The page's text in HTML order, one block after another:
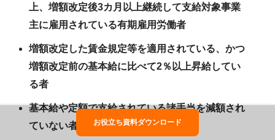
上、増額改定後3カ月以上継続して支給対象事業
主に雇用されている有期雇用労働者
増額改定した賃金規定等を適用されている、かつ
増額改定前の基本給に比べて2％以上昇給してい
る者
基本給や定額で支給されている諸手当を減額され
ていない者
お役立ち資料ダウンロード